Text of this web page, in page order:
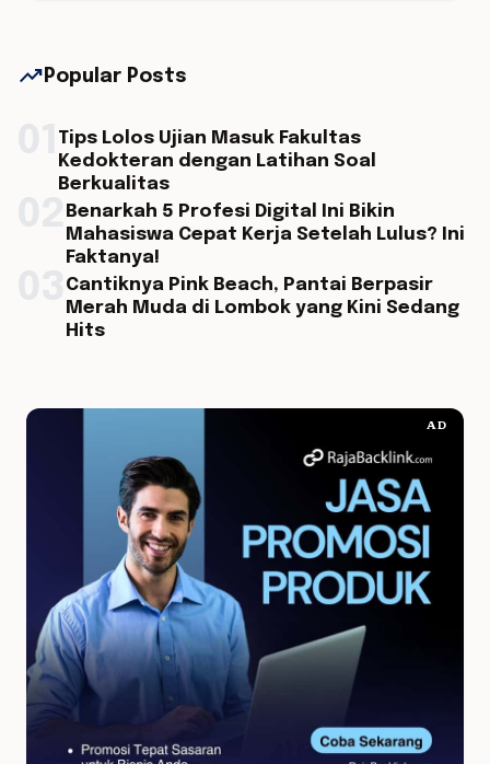
trending_up Popular Posts
Tips Lolos Ujian Masuk Fakultas
Kedokteran dengan Latihan Soal
Berkualitas
Benarkah 5 Profesi Digital Ini Bikin
Mahasiswa Cepat Kerja Setelah Lulus? Ini
Faktanya!
Cantiknya Pink Beach, Pantai Berpasir
Merah Muda di Lombok yang Kini Sedang
Hits
AD